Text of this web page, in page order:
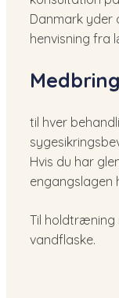
Danmark yder
henvisning fra
Medbring​
til hver
Hvis du har
engangslagen
Til holdtræning
vandflaske.